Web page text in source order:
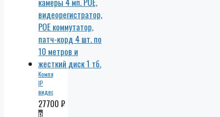
Комплект
IP
видеонаблюдения
4
уличные
27700 ₽